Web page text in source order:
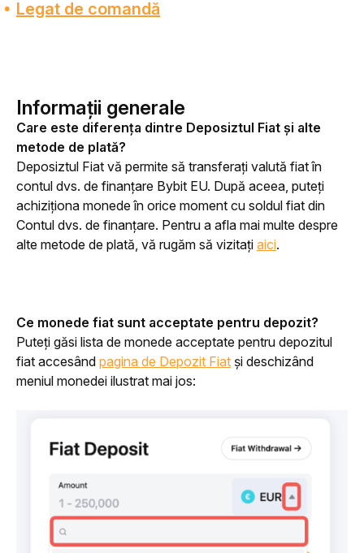
Legat de comandă
Informații generale
Care este diferența dintre Deposiztul Fiat și alte
metode de plată?
Deposiztul Fiat vă permite să transferați valută fiat în
contul dvs. de finanțare Bybit EU. După aceea, puteți
achiziționa monede în orice moment cu soldul fiat din
Contul dvs. de finanțare. Pentru a afla mai multe despre
alte metode de plată, vă rugăm să vizitați aici.
Ce monede fiat sunt acceptate pentru depozit?
Puteți găsi lista de monede acceptate pentru depozitul
fiat accesând pagina de Depozit Fiat și deschizând
meniul monedei ilustrat mai jos: